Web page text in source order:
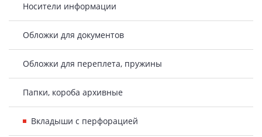
Носители информации
Обложки для документов
Обложки для переплета, пружины
Папки, короба архивные
Вкладыши с перфорацией